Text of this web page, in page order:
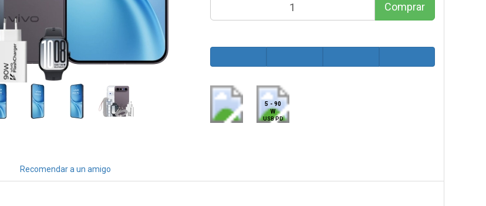
Comprar
5 - 90
W
USB PD
Recomendar a un amigo